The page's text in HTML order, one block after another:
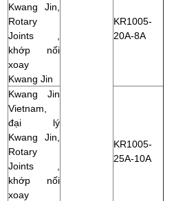
Kwang Jin,
Rotary
Joints ,
khớp nối
xoay
Kwang Jin
KR1005-
20A-8A
Kwang Jin
Vietnam,
đại lý
Kwang Jin,
Rotary
Joints ,
khớp nối
xoay
KR1005-
25A-10A